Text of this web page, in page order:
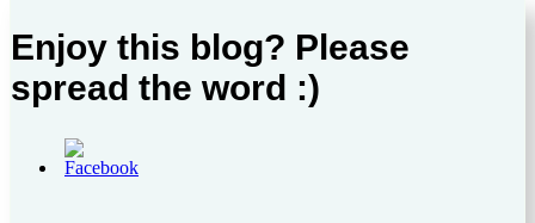
Enjoy this blog? Please
spread the word :)